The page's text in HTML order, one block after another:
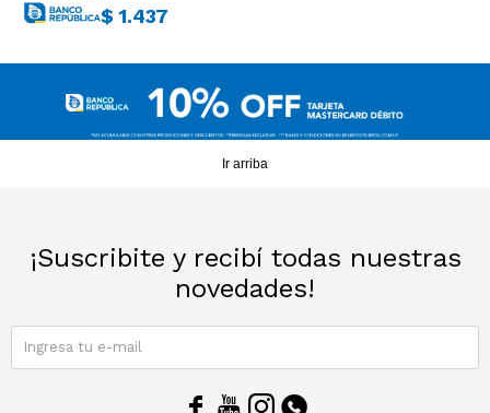
$ 1.437
Ir arriba
¡Suscribite y recibí todas nuestras
novedades!
   